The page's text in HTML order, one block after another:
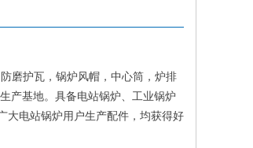
磨护瓦，锅炉风帽，中心筒，炉排
产基地。具备电站锅炉、工业锅炉
大电站锅炉用户生产配件，均获得好